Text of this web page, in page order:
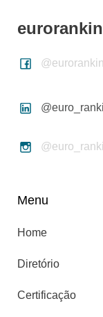
Menu
Home
Diretório
Certificação